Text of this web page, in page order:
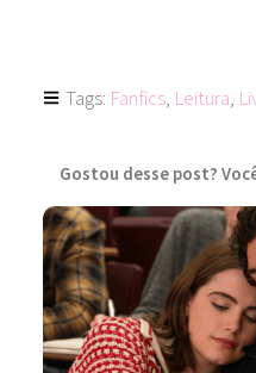
Tags: Fanfics, Leitura,
Gostou desse post?